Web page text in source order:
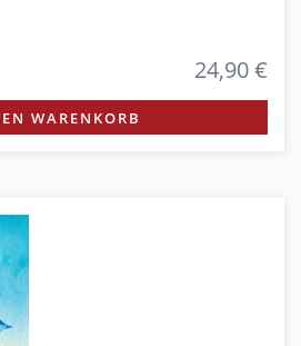
24,90 €
WARENKORB